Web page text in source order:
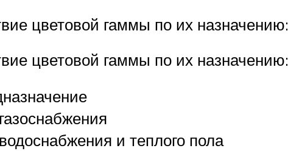
цветовой гаммы по их назначению:
цветовой гаммы по их назначению:
и теплого пола